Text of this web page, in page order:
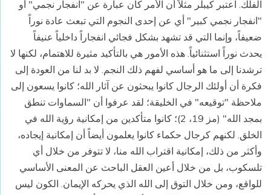
الفلك. اعتبر كيبلر مثلاً أن الأمر كان عبارة عن "انفجار نجمي" أو
"انفجار نجمي كبير" أي عن إحدى النجوم التي تبعث عادة نوراً
ضعيفاً، وإنما التي قد تشهد بشكل فجائي انفجاراً داخلياً عنيفاً
يحدث نوراً استثنائياً. هذه الأمور هي بالتأكيد مثيرة للاهتمام، لكنها لا
ترشدنا إلى ما هو أساسي لفهم ذلك النجم. لا بد لنا من العودة إلى
فكرة أن أولئك الرجال كانوا يبحثون عن آثار الله؛ كانوا يسعون إلى
ملاحظة "توقيعه" في الخليقة؛ لقد عرفوا أن "السماوات تنطق
بمجد الله" (مز 19، 2)؛ كانوا متأكدين من إمكانية رؤية الله في
الخلق. لكنهم كرجال حكماء كانوا يعلمون أيضاً أن إمكانية إيجاده،
وأكثر من ذلك، إمكانية اقتراب الله منا، لا تتوفر من خلال أي
تلسكوب، بل من خلال أعين العقل الباحث عن المعنى الأساسي
للواقع، ومن خلال التوق إلى الله الذي يحركه الإيمان. الكون ليس